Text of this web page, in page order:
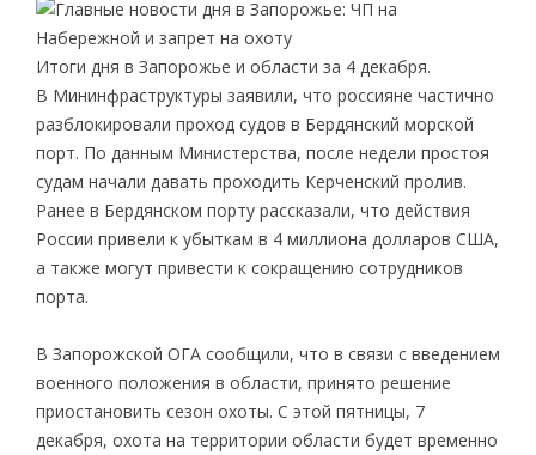
Итоги дня в Запорожье и области за 4 декабря.
В Мининфраструктуры заявили, что россияне частично
разблокировали проход судов в Бердянский морской
порт. По данным Министерства, после недели простоя
судам начали давать проходить Керченский пролив.
Ранее в Бердянском порту рассказали, что действия
России привели к убыткам в 4 миллиона долларов США,
а также могут привести к сокращению сотрудников
порта.
В Запорожской ОГА сообщили, что в связи с введением
военного положения в области, принято решение
приостановить сезон охоты. С этой пятницы, 7
декабря, охота на территории области будет временно